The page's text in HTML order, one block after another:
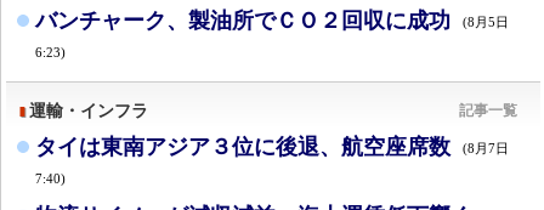
バンチャーク、製油所でＣＯ２回収に成功 (8月5日
6:23)
運輸・インフラ 記事一覧
タイは東南アジア３位に後退、航空座席数 (8月7日
7:40)